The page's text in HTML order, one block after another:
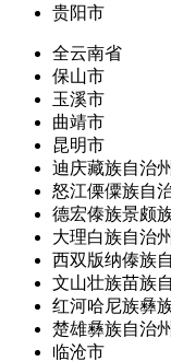
贵阳市
全云南省
保山市
玉溪市
曲靖市
昆明市
迪庆藏族自治州
怒江傈僳族自
德宏傣族景颇
大理白族自治州
西双版纳傣族
文山壮族苗族
红河哈尼族彝
楚雄彝族自治州
临沧市